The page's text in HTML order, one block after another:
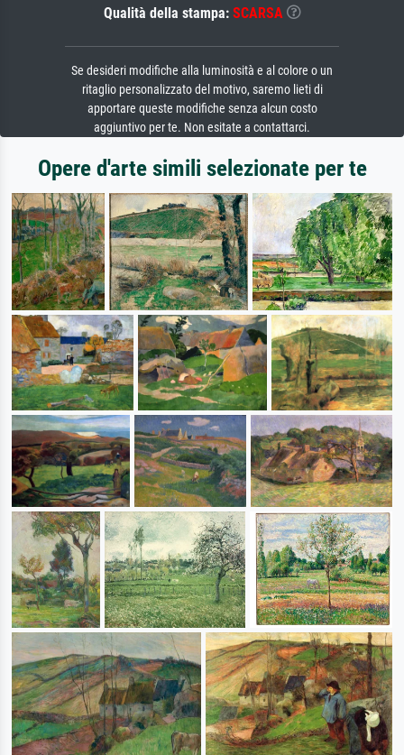
Qualità della stampa: SCARSA
Se desideri modifiche alla luminosità e al colore o un
ritaglio personalizzato del motivo, saremo lieti di
apportare queste modifiche senza alcun costo
aggiuntivo per te. Non esitate a contattarci.
Opere d'arte simili selezionate per te